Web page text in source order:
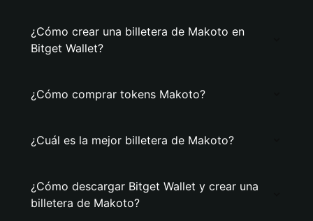
¿Cómo crear una billetera de Makoto en
Bitget Wallet?
¿Cómo comprar tokens Makoto?
¿Cuál es la mejor billetera de Makoto?
¿Cómo descargar Bitget Wallet y crear una
billetera de Makoto?